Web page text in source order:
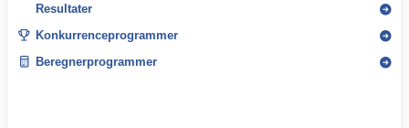
Resultater
Konkurrenceprogrammer
Beregnerprogrammer